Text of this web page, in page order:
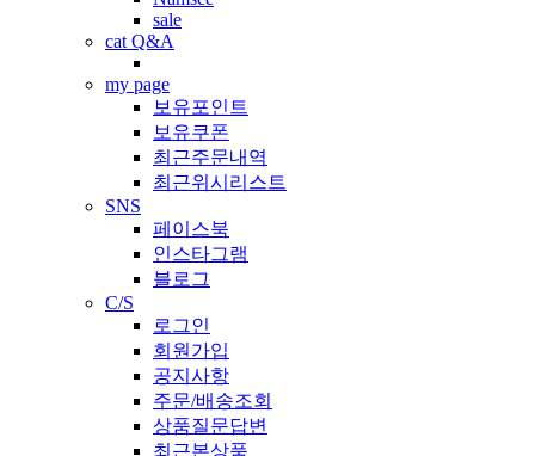
sale
cat Q&A
my page
보유포인트
보유쿠폰
최근주문내역
최근위시리스트
SNS
페이스북
인스타그램
블로그
C/S
로그인
회원가입
공지사항
주문/배송조회
상품질문답변
최근본상품